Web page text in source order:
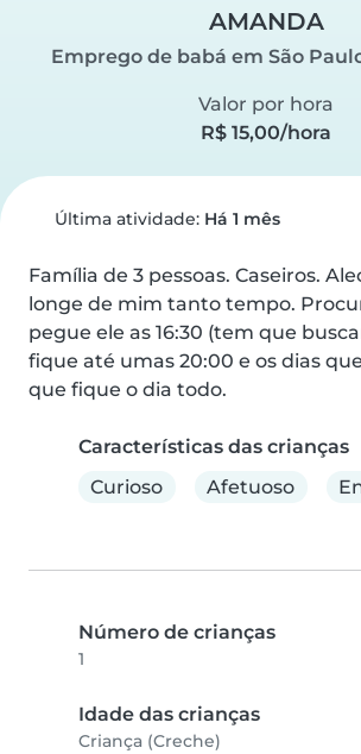
AMANDA
Emprego de babá em São
Valor por hora
R$ 15,00/hora
Última atividade: Há 1 mês
Família de 3 pessoas. Caseiros.
longe de mim tanto tempo.
pegue ele as 16:30 (tem que
fique até umas 20:00 e os dias
que fique o dia todo.
Características das crianças
Curioso
Afetuoso
Número de crianças
1
Idade das crianças
Criança (Creche)